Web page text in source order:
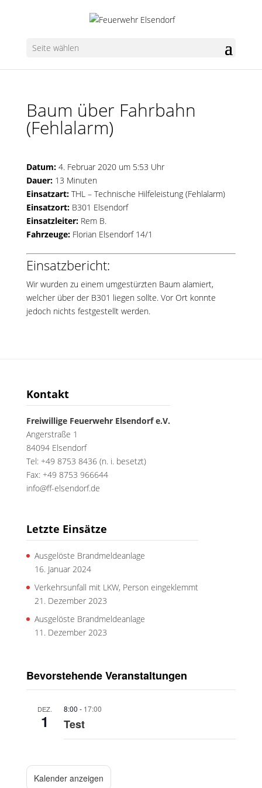
Seite wählen
Baum über Fahrbahn
(Fehlalarm)
Datum:4. Februar 2020 um 5:53 Uhr
Dauer:13 Minuten
Einsatzart:THL – Technische Hilfeleistung (Fehlalarm)
Einsatzort:B301 Elsendorf
Einsatzleiter:Rem B.
Fahrzeuge: Florian Elsendorf 14/1
Einsatzbericht:
Wir wurden zu einem umgestürzten Baum alamiert,
welcher über der B301 liegen sollte. Vor Ort konnte
jedoch nichts festgestellt werden.
Kontakt
Freiwillige Feuerwehr Elsendorf e.V.
Angerstraße 1
84094 Elsendorf
Tel: +49 8753 8436 (n. i. besetzt)
Fax: +49 8753 966644
info@ff-elsendorf.de
Letzte Einsätze
Ausgelöste Brandmeldeanlage
16. Januar 2024
Verkehrsunfall mit LKW, Person eingeklemmt
21. Dezember 2023
Ausgelöste Brandmeldeanlage
11. Dezember 2023
Bevorstehende Veranstaltungen
DEZ.
1
8:00 - 17:00
Test
Kalender anzeigen